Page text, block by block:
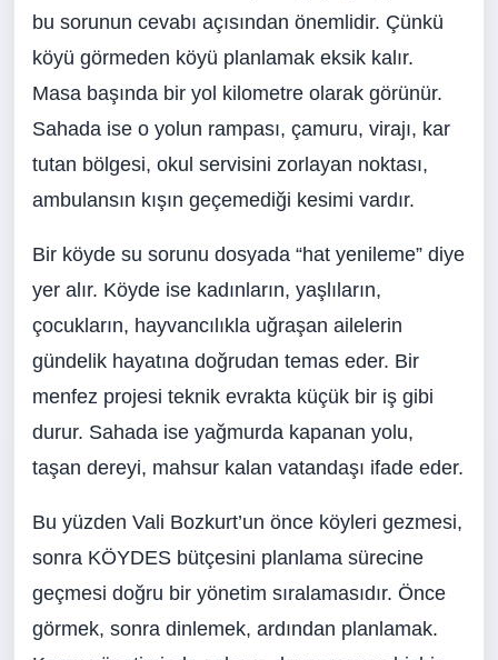
bu sorunun cevabı açısından önemlidir. Çünkü
köyü görmeden köyü planlamak eksik kalır.
Masa başında bir yol kilometre olarak görünür.
Sahada ise o yolun rampası, çamuru, virajı, kar
tutan bölgesi, okul servisini zorlayan noktası,
ambulansın kışın geçemediği kesimi vardır.
Bir köyde su sorunu dosyada “hat yenileme” diye
yer alır. Köyde ise kadınların, yaşlıların,
çocukların, hayvancılıkla uğraşan ailelerin
gündelik hayatına doğrudan temas eder. Bir
menfez projesi teknik evrakta küçük bir iş gibi
durur. Sahada ise yağmurda kapanan yolu,
taşan dereyi, mahsur kalan vatandaşı ifade eder.
Bu yüzden Vali Bozkurt’un önce köyleri gezmesi,
sonra KÖYDES bütçesini planlama sürecine
geçmesi doğru bir yönetim sıralamasıdır. Önce
görmek, sonra dinlemek, ardından planlamak.